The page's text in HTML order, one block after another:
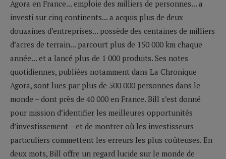
Agora en France... emploie des milliers de personnes... a
investi sur cinq continents... a acquis plus de deux
douzaines d’entreprises... possède des centaines de milliers
d’acres de terrain... parcourt plus de 150 000 km chaque
année... et a lancé plus de 1 000 produits. Ses notes
quotidiennes, publiées notamment dans La Chronique
Agora, sont lues par plus de 500 000 personnes dans le
monde – dont près de 40 000 en France. Bill s’est donné
pour mission d’identifier les meilleures opportunités
d’investissement – et de montrer où les investisseurs
particuliers commettent les erreurs les plus coûteuses. En
deux mots, Bill offre un regard lucide sur le monde de